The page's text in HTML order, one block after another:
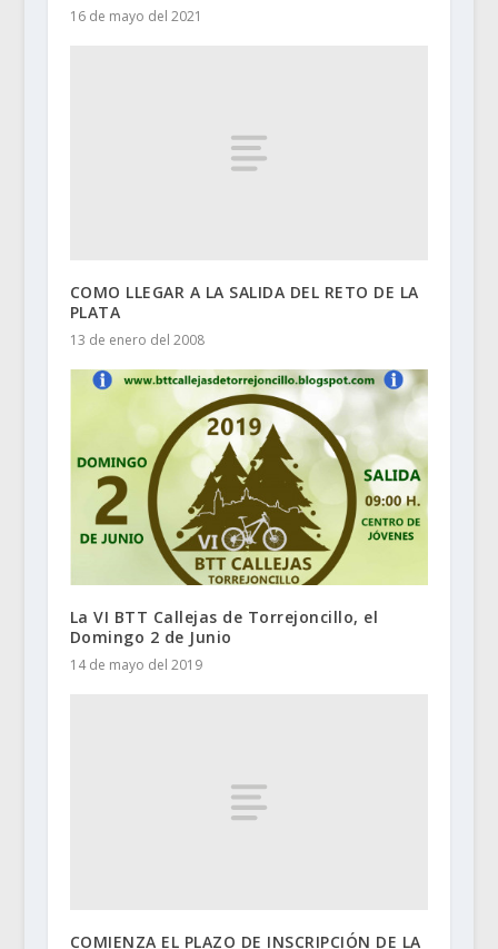
16 de mayo del 2021
COMO LLEGAR A LA SALIDA DEL RETO DE LA
PLATA
13 de enero del 2008
La VI BTT Callejas de Torrejoncillo, el
Domingo 2 de Junio
14 de mayo del 2019
COMIENZA EL PLAZO DE INSCRIPCIÓN DE LA